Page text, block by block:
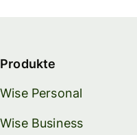
Produkte
Wise Personal
Wise Business